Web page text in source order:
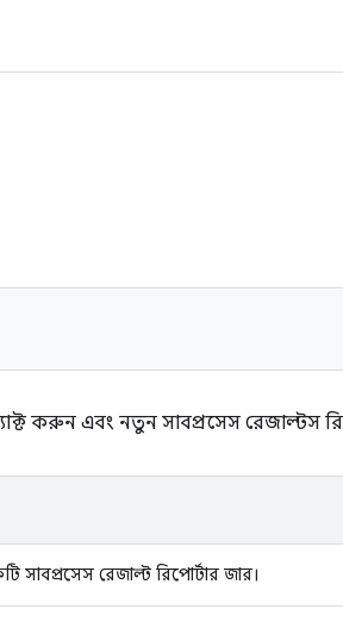
করুন এবং নতুন সাবপ্রসেস রেজাল্টস
সাবপ্রসেস রেজাল্ট রিপোর্টার জার।